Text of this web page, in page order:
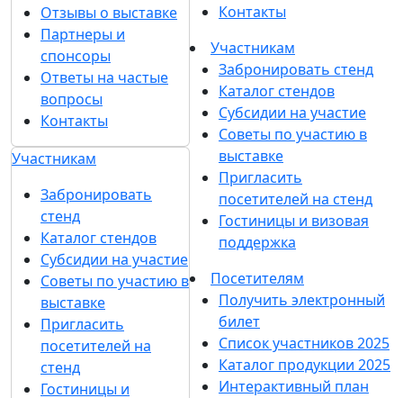
Отзывы о выставке
Партнеры и
спонсоры
Ответы на частые
вопросы
Контакты
Участникам
Забронировать
стенд
Каталог стендов
Субсидии на участие
Советы по участию в
выставке
Пригласить
посетителей на
стенд
Гостиницы и
Контакты
Участникам
Забронировать стенд
Каталог стендов
Субсидии на участие
Советы по участию в
выставке
Пригласить
посетителей на стенд
Гостиницы и визовая
поддержка
Посетителям
Получить электронный
билет
Список участников 2025
Каталог продукции 2025
Интерактивный план